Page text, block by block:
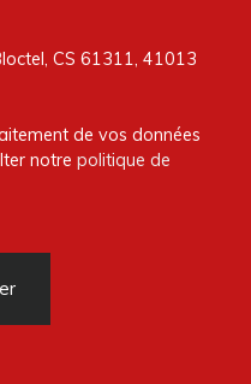
CS 61311, 41013
de vos données
notre politique de